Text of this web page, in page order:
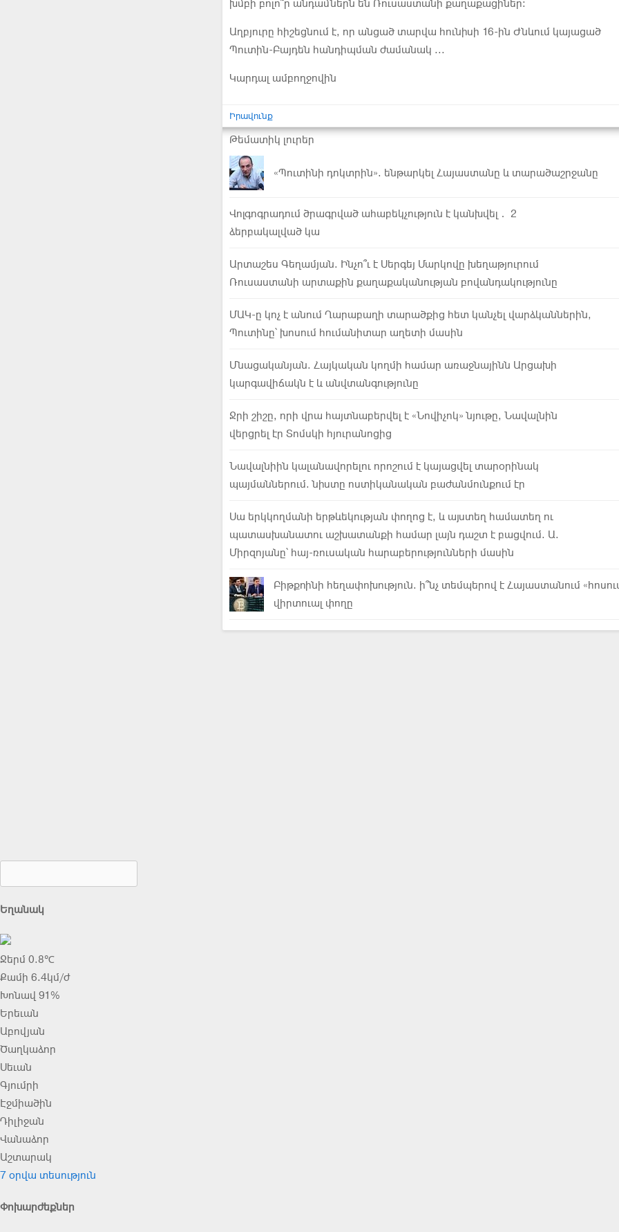
խմբի բոլո՞ր անդամներն են Ռուսաստանի քաղաքացիներ։
Աղբյուրը հիշեցնում է, որ անցած տարվա հունիսի 16-ին Ժնևում կայացած
Պուտին-Բայդեն հանդիպման ժամանակ ...
Կարդալ ամբողջովին
Իրավունք
Թեմատիկ լուրեր
«Պուտինի դոկտրին». ենթարկել Հայաստանը և տարածաշրջանը
Վոլգոգրադում ծրագրված ահաբեկչություն է կանխվել․ 2
ձերբակալված կա
Արտաշես Գեղամյան. Ինչո՞ւ է Սերգեյ Մարկովը խեղաթյուրում
Ռուսաստանի արտաքին քաղաքականության բովանդակությունը
ՄԱԿ-ը կոչ է անում Ղարաբաղի տարածքից հետ կանչել վարձկաններին,
Պուտինը՝ խոսում հումանիտար աղետի մասին
Մնացականյան. Հայկական կողմի համար առաջնայինն Արցախի
կարգավիճակն է և անվտանգությունը
Ջրի շիշը, որի վրա հայտնաբերվել է «Նովիչոկ» նյութը, Նավալնին
վերցրել էր Տոմսկի հյուրանոցից
Նավալնիին կալանավորելու որոշում է կայացվել տարօրինակ
պայմաններում. նիստը ոստիկանական բաժանմունքում էր
Սա երկկողմանի երթևեկության փողոց է, և այստեղ համատեղ ու
պատասխանատու աշխատանքի համար լայն դաշտ է բացվում. Ա.
Միրզոյանը՝ հայ-ռուսական հարաբերությունների մասին
Բիթքոինի հեղափոխություն. ի՞նչ տեմպերով է Հայաստանում
վիրտուալ փողը
Եղանակ
Ջերմ 0.8℃
Քամի 6.4կմ/ժ
Խոնավ 91%
Երեւան
Աբովյան
Ծաղկաձոր
Սեւան
Գյումրի
Էջմիածին
Դիլիջան
Վանաձոր
Աշտարակ
7 օրվա տեսություն
Փոխարժեքներ